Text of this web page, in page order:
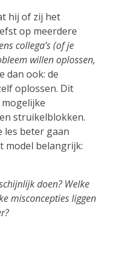
hij of zij het
op meerdere
collega’s (of je
willen oplossen,
dan ook: de
oplossen. Dit
struikelblokken.
les beter gaan
model belangrijk:
doen? Welke
misconcepties liggen